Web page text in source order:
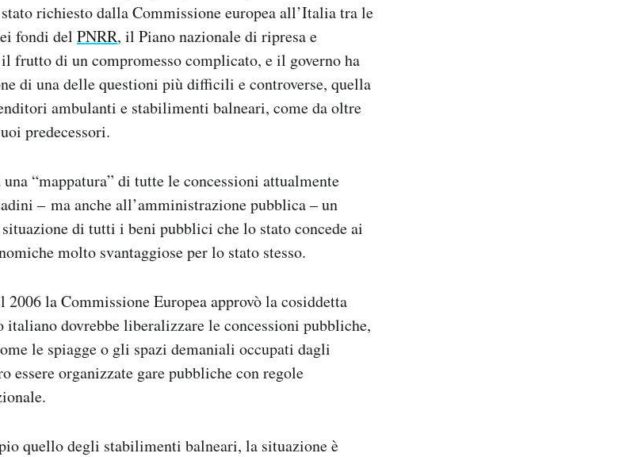
richiesto dalla Commissione europea all’Italia tra le
fondi del PNRR, il Piano nazionale di ripresa e
frutto di un compromesso complicato, e il governo ha
di una delle questioni più difficili e controverse, quella
ambulanti e stabilimenti balneari, come da oltre
predecessori.
“mappatura” di tutte le concessioni attualmente
– ma anche all’amministrazione pubblica – un
di tutti i beni pubblici che lo stato concede ai
molto svantaggiose per lo stato stesso.
2006 la Commissione Europea approvò la cosiddetta
italiano dovrebbe liberalizzare le concessioni pubbliche,
le spiagge o gli spazi demaniali occupati dagli
essere organizzate gare pubbliche con regole
quello degli stabilimenti balneari, la situazione è